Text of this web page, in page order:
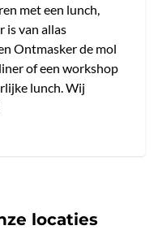
met een lunch,
is van allas
Ontmasker de mol
of een workshop
lunch. Wij
locaties